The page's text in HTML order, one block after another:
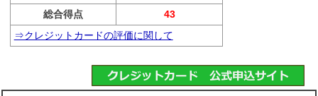
総合得点
43
⇒クレジットカードの評価に関して